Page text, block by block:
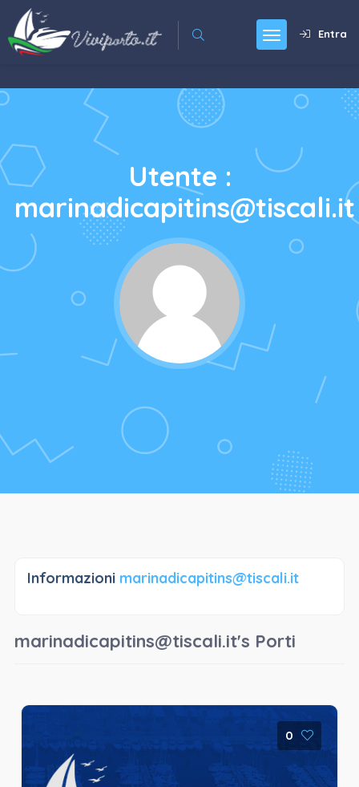
Entra
Utente :
marinadicapitins@tiscali.it
Informazioni marinadicapitins@tiscali.it
marinadicapitins@tiscali.it's Porti
0